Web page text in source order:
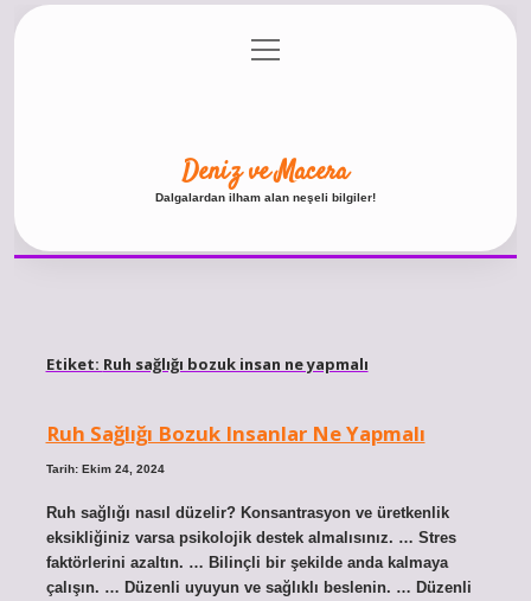
Gizlilik Politikası
menüyü
aç
Deniz ve Macera
Dalgalardan ilham alan neşeli bilgiler!
Etiket: Ruh sağlığı bozuk insan ne yapmalı
Ruh Sağlığı Bozuk Insanlar Ne Yapmalı
Tarih: Ekim 24, 2024
Ruh sağlığı nasıl düzelir? Konsantrasyon ve üretkenlik
eksikliğiniz varsa psikolojik destek almalısınız. … Stres
faktörlerini azaltın. … Bilinçli bir şekilde anda kalmaya
çalışın. … Düzenli uyuyun ve sağlıklı beslenin. … Düzenli